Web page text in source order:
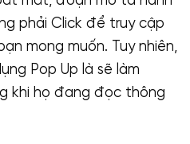
phải Click để truy cập
mong muốn. Tuy nhiên,
Pop Up là sẽ làm
khi họ đang đọc thông